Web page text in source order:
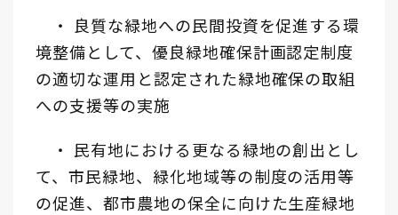
・ 良質な緑地への民間投資を促進する環
境整備として、優良緑地確保計画認定制度
の適切な運用と認定された緑地確保の取組
への支援等の実施
・ 民有地における更なる緑地の創出とし
て、市民緑地、緑化地域等の制度の活用等
の促進、都市農地の保全に向けた生産緑地